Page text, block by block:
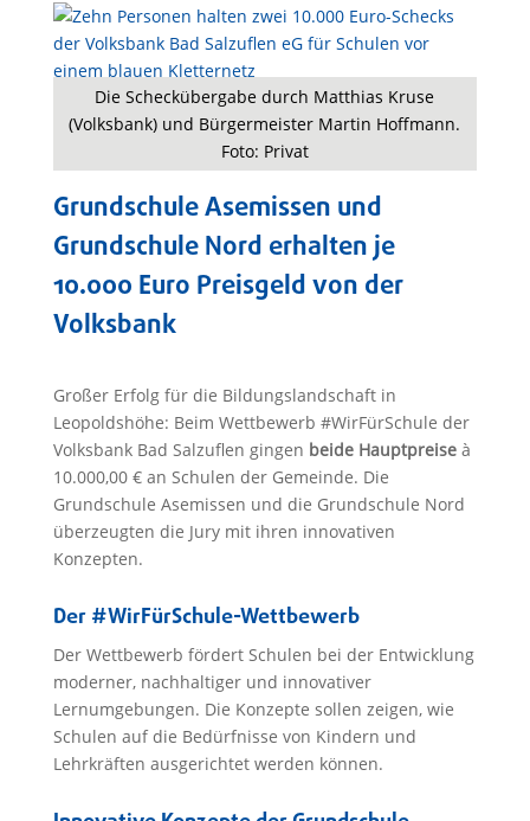
Die Scheckübergabe durch Matthias Kruse
(Volksbank) und Bürgermeister Martin Hoffmann.
Foto: Privat
Grundschule Asemissen und
Grundschule Nord erhalten je
10.000 Euro Preisgeld von der
Volksbank
Großer Erfolg für die Bildungslandschaft in
Leopoldshöhe: Beim Wettbewerb #WirFürSchule der
Volksbank Bad Salzuflen gingen beide Hauptpreiseà
10.000,00 € an Schulen der Gemeinde. Die
Grundschule Asemissen und die Grundschule Nord
überzeugten die Jury mit ihren innovativen
Konzepten.
Der #WirFürSchule-Wettbewerb
Der Wettbewerb fördert Schulen bei der Entwicklung
moderner, nachhaltiger und innovativer
Lernumgebungen. Die Konzepte sollen zeigen, wie
Schulen auf die Bedürfnisse von Kindern und
Lehrkräften ausgerichtet werden können.